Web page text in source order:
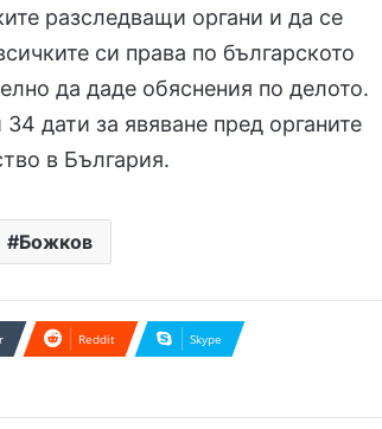
разследващи органи и да се
си права по българското
да даде обяснения по делото.
дати за явяване пред органите
в България.
Божков
Reddit Skype